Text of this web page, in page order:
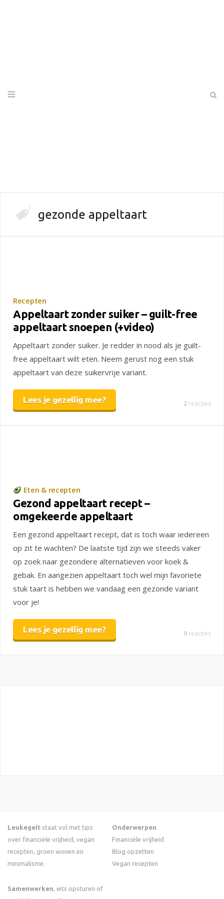
gezonde appeltaart
Recepten
Appeltaart zonder suiker – guilt-free
appeltaart snoepen (+video)
Appeltaart zonder suiker. Je redder in nood als je guilt-
free appeltaart wilt eten. Neem gerust nog een stuk
appeltaart van deze suikervrije variant.
Lees je gezellig mee? 2 reacties
Eten & recepten
Gezond appeltaart recept –
omgekeerde appeltaart
Een gezond appeltaart recept, dat is toch waar iedereen
op zit te wachten? De laatste tijd zijn we steeds vaker
op zoek naar gezondere alternatieven voor koek &
gebak. En aangezien appeltaart toch wel mijn favoriete
stuk taart is hebben we vandaag een gezonde variant
voor je!
Lees je gezellig mee? 9 reacties
Leukegeit staat vol met tips
over financiële vrijheid, vegan
recepten, groen wonen en
minimalisme.
Samenwerken, iets opsturen of
Onderwerpen
Financiële vrijheid
Blog opzetten
Vegan recepten